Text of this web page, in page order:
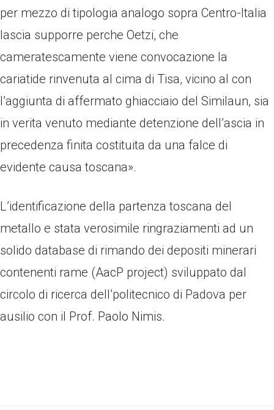
per mezzo di tipologia analogo sopra Centro-Italia
lascia supporre perche Oetzi, che
cameratescamente viene convocazione la
cariatide rinvenuta al cima di Tisa, vicino al con
l’aggiunta di affermato ghiacciaio del Similaun, sia
in verita venuto mediante detenzione dell’ascia in
precedenza finita costituita da una falce di
evidente causa toscana».
L’identificazione della partenza toscana del
metallo e stata verosimile ringraziamenti ad un
solido database di rimando dei depositi minerari
contenenti rame (AacP project) sviluppato dal
circolo di ricerca dell’politecnico di Padova per
ausilio con il Prof. Paolo Nimis.